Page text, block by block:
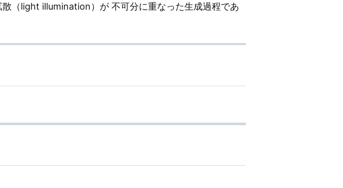
（light illumination）が 不可分に重なった生成過程であ